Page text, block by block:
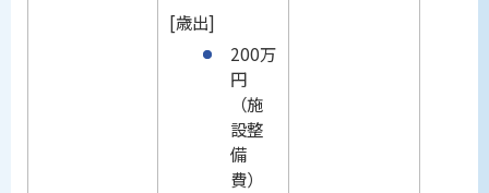
[歳出]
200万
円
（施
設整
備
費）